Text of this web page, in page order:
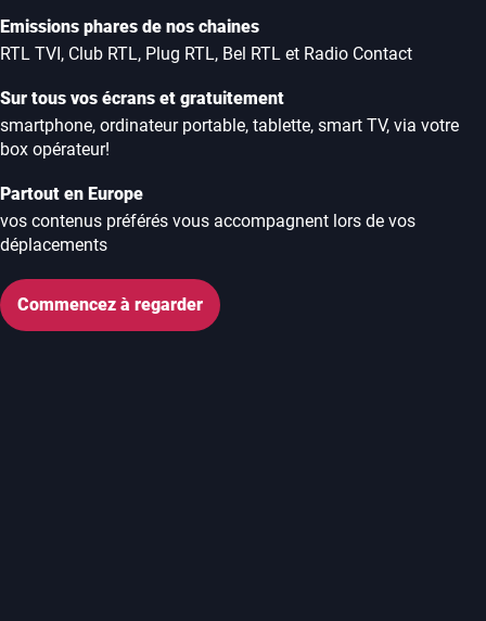
Emissions phares de nos chaines
RTL TVI, Club RTL, Plug RTL, Bel RTL et Radio Contact
Sur tous vos écrans et gratuitement
smartphone, ordinateur portable, tablette, smart TV, via votre
box opérateur!
Partout en Europe
vos contenus préférés vous accompagnent lors de vos
déplacements
Commencez à regarder